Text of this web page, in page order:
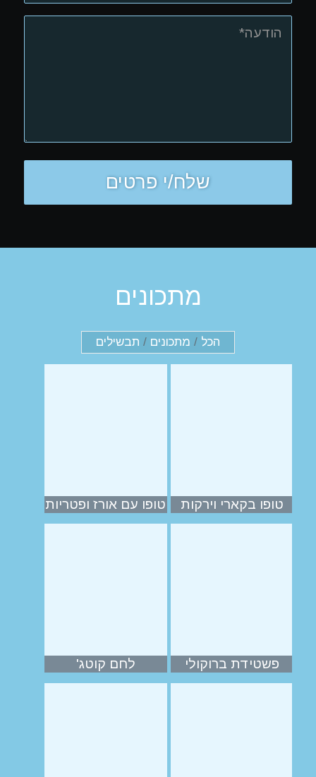
מתכונים
הכל / מתכונים / תבשילים
טופו בקארי וירקות טופו עם אורז ופטריות
פשטידת ברוקולי לחם קוטג'